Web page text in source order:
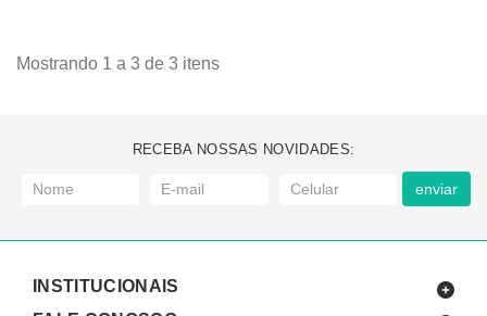
Mostrando 1 a 3 de 3 itens
RECEBA NOSSAS NOVIDADES:
enviar
INSTITUCIONAIS